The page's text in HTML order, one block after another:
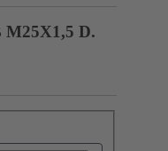
M25X1,5 D.